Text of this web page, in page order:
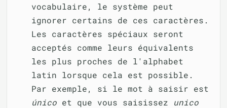
vocabulaire, le système peut
ignorer certains de ces caractères.
Les caractères spéciaux seront
acceptés comme leurs équivalents
les plus proches de l'alphabet
latin lorsque cela est possible.
Par exemple, si le mot à saisir est
único et que vous saisissez unico